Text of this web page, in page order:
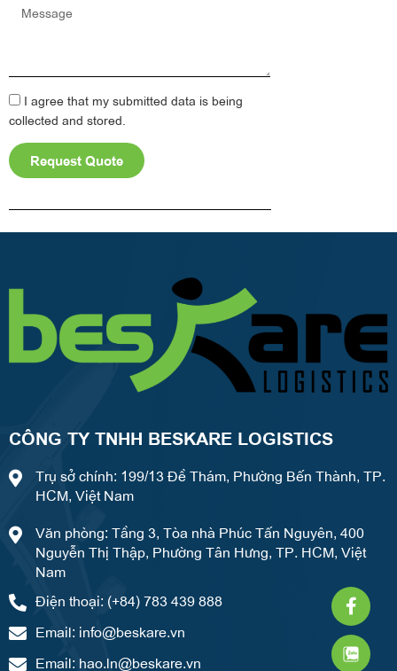
Message
I agree that my submitted data is being
collected and stored.
Request Quote
f
CÔNG TY TNHH BESKARE LOGISTICS
Trụ sở chính: 199/13 Đề Thám, Phường Bến Thành, TP.
HCM, Việt Nam
Văn phòng: Tầng 3, Tòa nhà Phúc Tấn Nguyên, 400
Nguyễn Thị Thập, Phường Tân Hưng, TP. HCM, Việt
Nam
Điện thoại: (+84) 783 439 888
Email: info@beskare.vn
Email: hao.ln@beskare.vn